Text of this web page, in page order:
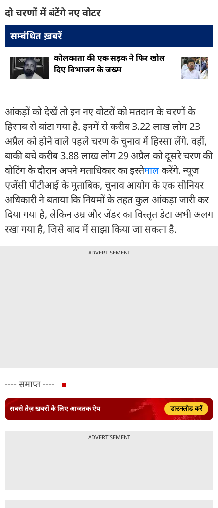
दो चरणों में बंटेंगे नए वोटर
सम्बंधित ख़बरें
कोलकाता की एक सड़क ने फिर खोल
दिए विभाजन के जख्म
आंकड़ों को देखें तो इन नए वोटरों को मतदान के चरणों के
हिसाब से बांटा गया है. इनमें से करीब 3.22 लाख लोग 23
अप्रैल को होने वाले पहले चरण के चुनाव में हिस्सा लेंगे. वहीं,
बाकी बचे करीब 3.88 लाख लोग 29 अप्रैल को दूसरे चरण की
वोटिंग के दौरान अपने मताधिकार का इस्तेमालकरेंगे. न्यूज
एजेंसी पीटीआई के मुताबिक, चुनाव आयोग के एक सीनियर
अधिकारी ने बताया कि नियमों के तहत कुल आंकड़ा जारी कर
दिया गया है, लेकिन उम्र और जेंडर का विस्तृत डेटा अभी अलग
रखा गया है, जिसे बाद में साझा किया जा सकता है.
ADVERTISEMENT
---- समाप्त ----
सबसे तेज़ ख़बरों के लिए आजतक ऐप डाउनलोड करें
ADVERTISEMENT